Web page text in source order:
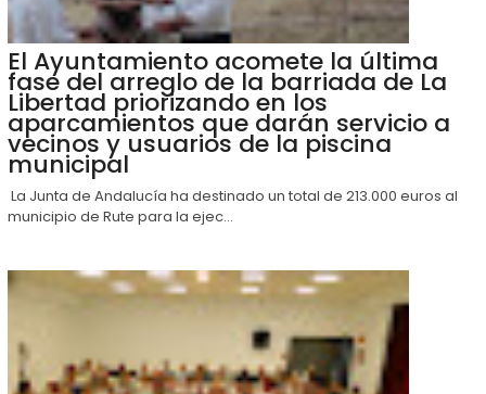
El Ayuntamiento acomete la última
fase del arreglo de la barriada de La
Libertad priorizando en los
aparcamientos que darán servicio a
vecinos y usuarios de la piscina
municipal
La Junta de Andalucía ha destinado un total de 213.000 euros al
municipio de Rute para la ejec...